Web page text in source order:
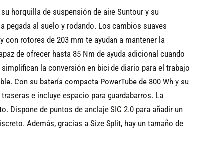
horquilla de suspensión de aire Suntour y su
pegada al suelo y rodando. Los cambios suaves
rotores de 203 mm te ayudan a mantener la
de ofrecer hasta 85 Nm de ayuda adicional cuando
la conversión en bici de diario para el trabajo
Con su batería compacta PowerTube de 800 Wh y su
e incluye espacio para guardabarros. La
Dispone de puntos de anclaje SIC 2.0 para añadir un
Además, gracias a Size Split, hay un tamaño de